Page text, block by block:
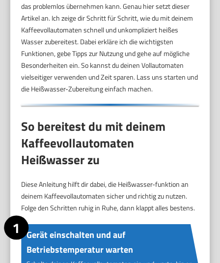
das problemlos übernehmen kann. Genau hier setzt dieser
Artikel an. Ich zeige dir Schritt für Schritt, wie du mit deinem
Kaffeevollautomaten schnell und unkompliziert heißes
Wasser zubereitest. Dabei erkläre ich die wichtigsten
Funktionen, gebe Tipps zur Nutzung und gehe auf mögliche
Besonderheiten ein. So kannst du deinen Vollautomaten
vielseitiger verwenden und Zeit sparen. Lass uns starten und
die Heißwasser-Zubereitung einfach machen.
So bereitest du mit deinem
Kaffeevollautomaten
Heißwasser zu
Diese Anleitung hilft dir dabei, die Heißwasser-funktion an
deinem Kaffeevollautomaten sicher und richtig zu nutzen.
Folge den Schritten ruhig in Ruhe, dann klappt alles bestens.
Gerät einschalten und auf
Betriebstemperatur warten